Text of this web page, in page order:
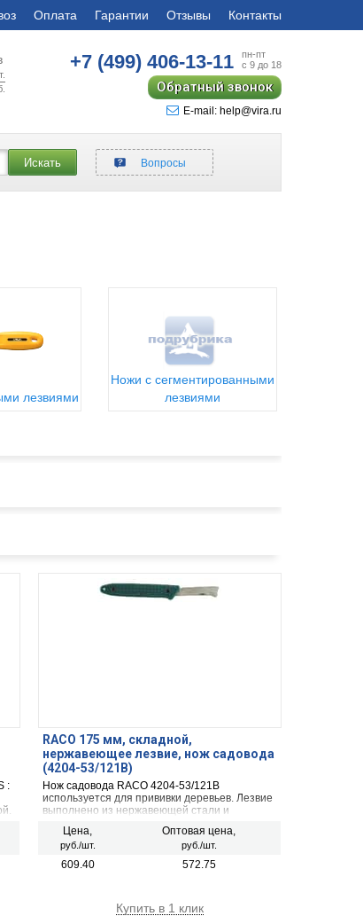
Оплата Гарантии Отзывы Контакты
+7 (499)406-13-11
пн-пт
с 9 до 18
Обратный звонок
E-mail: help@vira.ru
Искать Вопросы
лезвиями
Ножи с сегментированными
лезвиями
:
RACO 175 мм, складной,
нержавеющее лезвие, нож садовода
(4204-53/121B)
Нож садовода RACO 4204-53/121B
используется для прививки деревьев. Лезвие
выполнено из нержавеющей стали и
конструкция упрощает хранение и
транспортировку инструмента.
Цена,
руб./шт.
Оптовая цена,
руб./шт.
609.40 572.75
Купить в 1 клик